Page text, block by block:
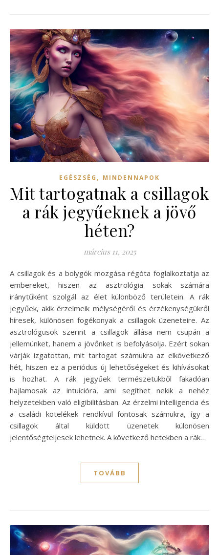
EGÉSZSÉG , MINDENNAPOK
Mit tartogatnak a csillagok
a rák jegyűeknek a jövő
héten?
március 11, 2025
A csillagok és a bolygók mozgása régóta foglalkoztatja az
embereket, hiszen az asztrológia sokak számára
iránytűként szolgál az élet különböző területein. A rák
jegyűek, akik érzelmeik mélységéről és érzékenységükről
híresek, különösen fogékonyak a csillagok üzeneteire. Az
asztrológusok szerint a csillagok állása nem csupán a
jellemünket, hanem a jövőnket is befolyásolja. Ezért sokan
várják izgatottan, mit tartogat számukra az elkövetkező
hét, hiszen ez a periódus új lehetőségeket és kihívásokat
is hozhat. A rák jegyűek természetükből fakadóan
hajlamosak az intuícióra, ami segíthet nekik a nehéz
helyzetekben való eligibilitásban. Az érzelmi intelligencia és
a családi kötelékek rendkívül fontosak számukra, így a
csillagok által küldött üzenetek különösen
jelentőségteljesek lehetnek. A következő hetekben a rák…
TOVÁBB